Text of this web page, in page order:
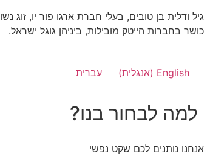
גיל ודלית בן טובים, בעלי חברת ארגו פור יו,
כושר בחברות הייטק מובילות, ביניהן גוגל ישראל.
English
(אנגלית) עברית
למה לבחור בנו?
אנחנו נותנים לכם שקט נפשי